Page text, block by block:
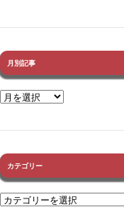
月別記事
カテゴリー